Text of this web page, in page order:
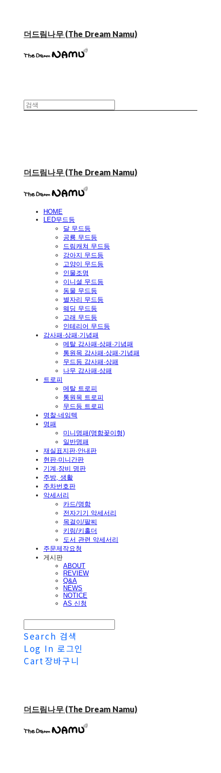
더드림나무 (The Dream Namu)
더드림나무 (The Dream Namu)
HOME
LED무드등
달 무드등
공룡 무드등
드림캐쳐 무드등
강아지 무드등
고양이 무드등
인물조명
이니셜 무드등
동물 무드등
별자리 무드등
웨딩 무드등
고래 무드등
인테리어 무드등
감사패·상패·기념패
메탈 감사패·상패·기념패
통원목 감사패·상패·기념패
무드등 감사패·상패
나무 감사패·상패
트로피
메탈 트로피
통원목 트로피
무드등 트로피
명찰·네임텍
명패
미니명패(명함꽂이형)
일반명패
재실표지판·안내판
현판·미니간판
기계·장비 명판
주방, 생활
주차번호판
악세서리
카드/명함
전자기기 악세서리
목걸이/팔찌
키링/키홀더
도서 관련 악세서리
주문제작요청
게시판
ABOUT
REVIEW
Q&A
NEWS
NOTICE
AS 신청
Search 검색
Log In 로그인
Cart 장바구니
더드림나무 (The Dream Namu)